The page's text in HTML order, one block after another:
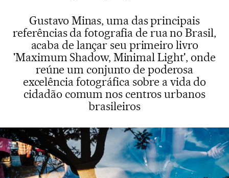
Gustavo Minas, uma das principais
referências da fotografia de rua no Brasil,
acaba de lançar seu primeiro livro
'Maximum Shadow, Minimal Light', onde
reúne um conjunto de poderosa
excelência fotográfica sobre a vida do
cidadão comum nos centros urbanos
brasileiros